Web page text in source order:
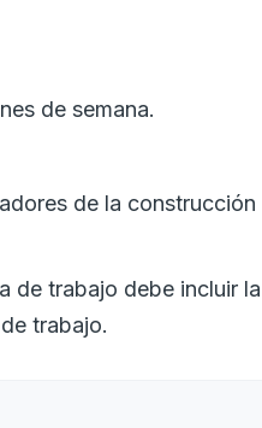
de semana.
de la construcción
de trabajo debe incluir la
trabajo.